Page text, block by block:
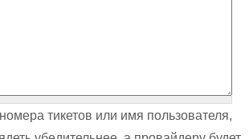
тикетов или имя пользователя,